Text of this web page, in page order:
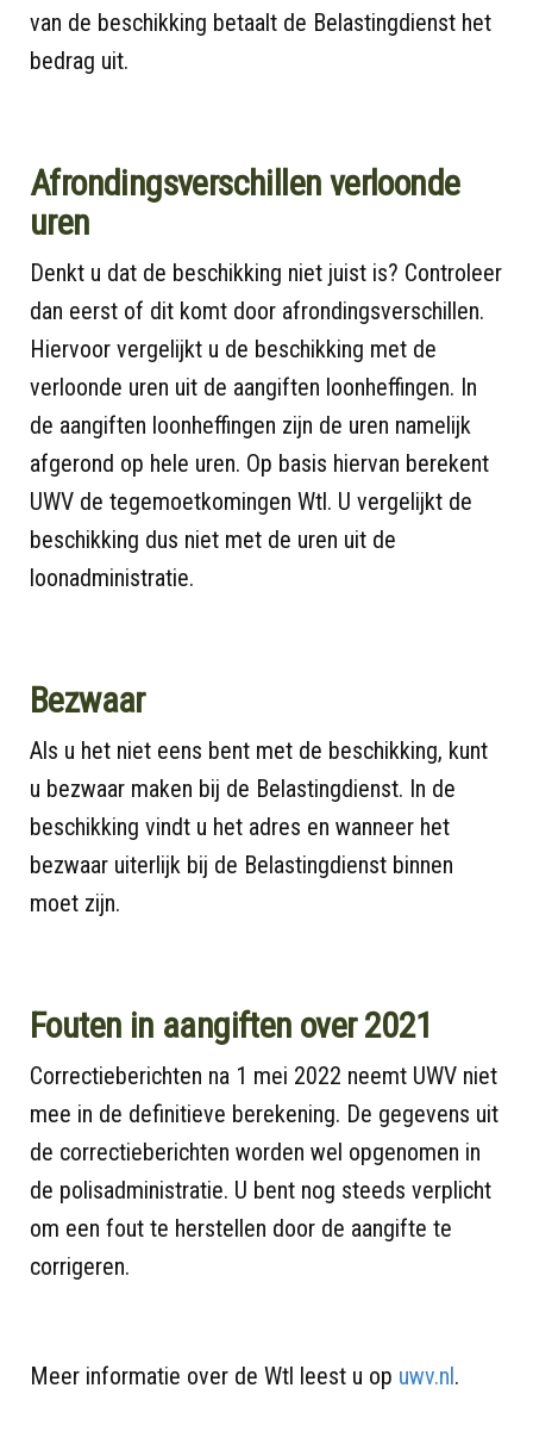
van de beschikking betaalt de Belastingdienst het
bedrag uit.
Afrondingsverschillen verloonde
uren
Denkt u dat de beschikking niet juist is? Controleer
dan eerst of dit komt door afrondingsverschillen.
Hiervoor vergelijkt u de beschikking met de
verloonde uren uit de aangiften loonheffingen. In
de aangiften loonheffingen zijn de uren namelijk
afgerond op hele uren. Op basis hiervan berekent
UWV de tegemoetkomingen Wtl. U vergelijkt de
beschikking dus niet met de uren uit de
loonadministratie.
Bezwaar
Als u het niet eens bent met de beschikking, kunt
u bezwaar maken bij de Belastingdienst. In de
beschikking vindt u het adres en wanneer het
bezwaar uiterlijk bij de Belastingdienst binnen
moet zijn.
Fouten in aangiften over 2021
Correctieberichten na 1 mei 2022 neemt UWV niet
mee in de definitieve berekening. De gegevens uit
de correctieberichten worden wel opgenomen in
de polisadministratie. U bent nog steeds verplicht
om een fout te herstellen door de aangifte te
corrigeren.
Meer informatie over de Wtl leest u op uwv.nl.